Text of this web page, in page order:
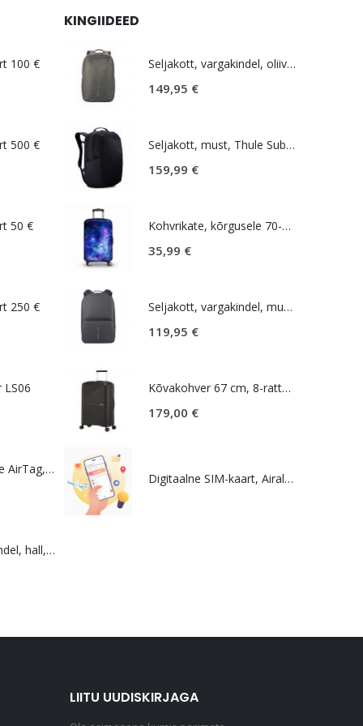
100 €
500 €
50 €
250 €
LS06
Lokaliseerija Apple AirTag, valge
Seljakott, vargakindel, hall, Bobby Soft
KINGIIDEED
Seljakott, vargakindel, oliiviroheline, Bobby Explore
149,95 €
Seljakott, must, Thule Subterra 2, 15,6'', 27L
159,99 €
Kohvrikate, kõrgusele 70-79 cm, Galaxy L
35,99 €
Seljakott, vargakindel, must, XD Design Flex Gym Bag
119,95 €
Kõvakohver 67 cm, 8-rattaline, must (Onyx Black), TSA koodlukk, American Tourister Airconic
179,00 €
Digitaalne SIM-kaart, Airalo eSIM
LIITU UUDISKIRJAGA